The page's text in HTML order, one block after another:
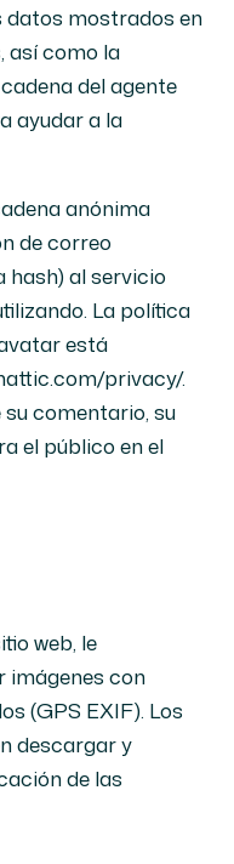
datos mostrados en
así como la
del agente
ayudar a la
anónima
de correo
al servicio
La política
está
privacy/.
comentario, su
el público en el
web, le
imágenes con
(GPS EXIF). Los
descargar y
de las